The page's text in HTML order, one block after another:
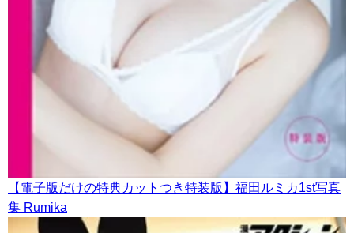
【電子版だけの特典カットつき特装版】福田ルミカ1st写真
集 Rumika